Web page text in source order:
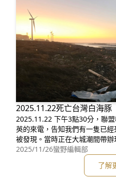
2025.11.22死亡台灣白海豚
2025.11.22 下午3點30分，聯
英的來電，告知我們有一隻已
被發現。當時正在大城潮間帶
水溪河口與台灣白海豚重要棲息
心，用最快的速度趕到現場。
心足生態協會與台灣媽祖魚保
民眾知道台灣白海豚的特殊性，
2025/11/26蠻野編輯部
了解